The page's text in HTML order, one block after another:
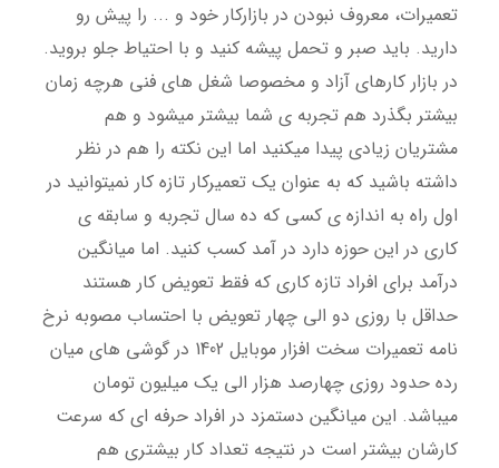
تعمیرات، معروف نبودن در بازارکار خود و ... را پیش رو
دارید. باید صبر و تحمل پیشه کنید و با احتیاط جلو بروید.
در بازار کارهای آزاد و مخصوصا شغل های فنی هرچه زمان
بیشتر بگذرد هم تجربه ی شما بیشتر میشود و هم
مشتریان زیادی پیدا میکنید اما این نکته را هم در نظر
داشته باشید که به عنوان یک تعمیرکار تازه کار نمیتوانید در
اول راه به اندازه ی کسی که ده سال تجربه و سابقه ی
کاری در این حوزه دارد در آمد کسب کنید. اما میانگین
درآمد برای افراد تازه کاری که فقط تعویض کار هستند
حداقل با روزی دو الی چهار تعویض با احتساب مصوبه نرخ
نامه تعمیرات سخت افزار موبایل 1402 در گوشی های میان
رده حدود روزی چهارصد هزار الی یک میلیون تومان
میباشد. این میانگین دستمزد در افراد حرفه ای که سرعت
کارشان بیشتر است در نتیجه تعداد کار بیشتری هم